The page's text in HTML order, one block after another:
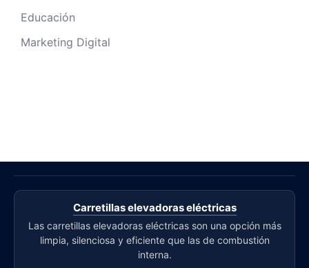
Educación
Marketing Digital
Carretillas elevadoras eléctricas
Las carretillas elevadoras eléctricas son una opción más
limpia, silenciosa y eficiente que las de combustión
interna.